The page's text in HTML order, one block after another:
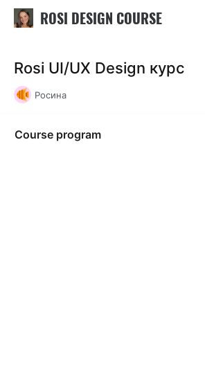
ROSI DESIGN COURSE
Rosi UI/UX Design курс
Росина
Course program